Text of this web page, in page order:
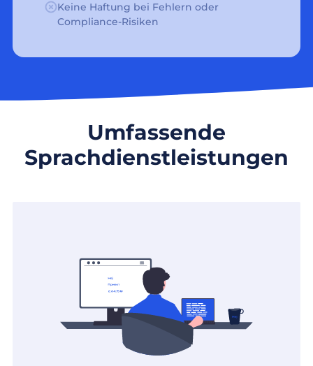
Keine Haftung bei Fehlern oder
Compliance-Risiken
Umfassende
Sprachdienstleistungen